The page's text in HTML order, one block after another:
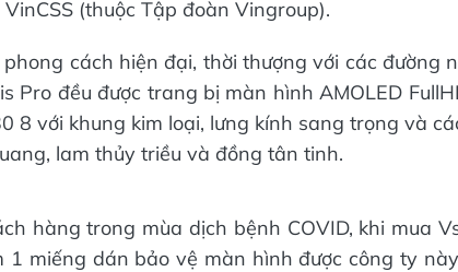
(thuộc Tập đoàn Vingroup).
cách hiện đại, thời thượng với các đường
Pro đều được trang bị màn hình AMOLED
8 với khung kim loại, lưng kính sang trọng và
lam thủy triều và đồng tân tinh.
hàng trong mùa dịch bệnh COVID, khi mua
1 miếng dán bảo vệ màn hình được công ty